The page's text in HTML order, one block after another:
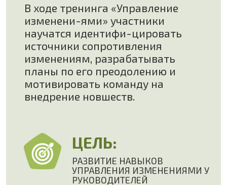
РАЗВИТИЕ НАВЫКОВ
УПРАВЛЕНИЯ ИЗМЕНЕНИЯМИ У
РУКОВОДИТЕЛЕЙ
ЦЕЛЬ:
планы по его преодолению и
мотивировать команду на
внедрение новшеств.